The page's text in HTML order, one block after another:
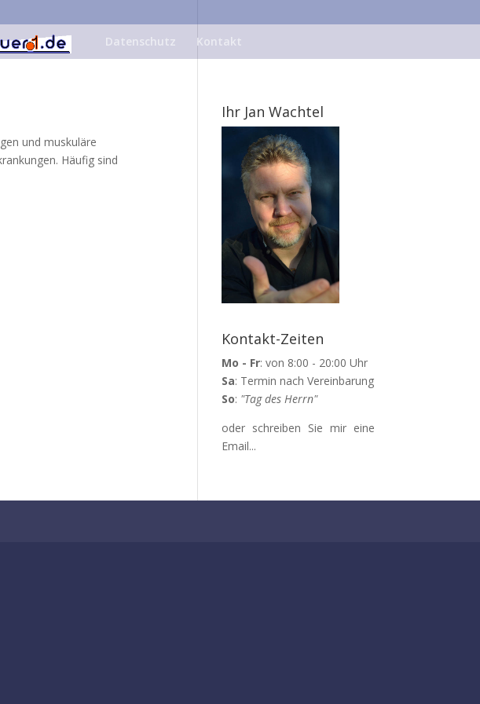
Datenschutz Kontakt
und muskuläre
Häufig sind
Ihr Jan Wachtel
Kontakt-Zeiten
Mo - Fr: von 8:00 - 20:00 Uhr
Sa: Termin nach Vereinbarung
So: "Tag des Herrn"
oder schreiben Sie mir eine
Email...